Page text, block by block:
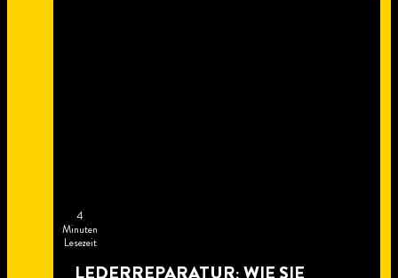
4
Minuten
Lesezeit